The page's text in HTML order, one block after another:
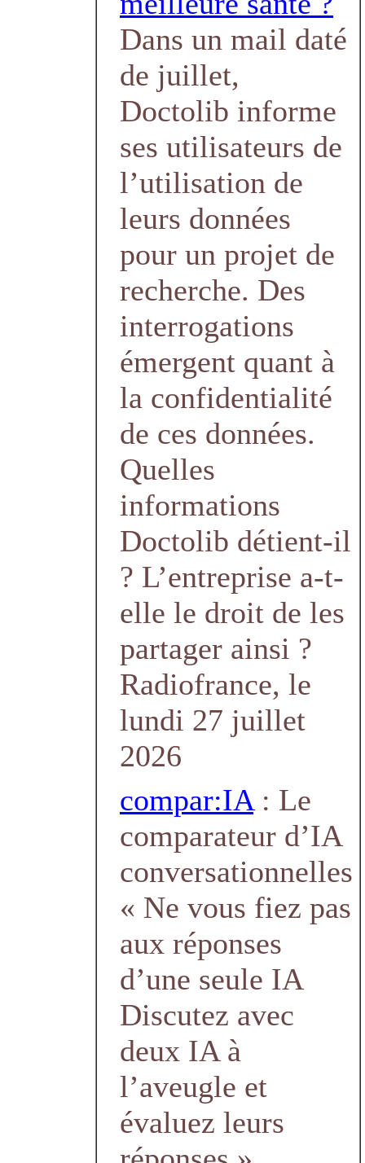
Dans un mail daté
de juillet,
Doctolib informe
ses utilisateurs de
l’utilisation de
leurs données
pour un projet de
recherche. Des
interrogations
émergent quant à
la confidentialité
de ces données.
Quelles
informations
Doctolib détient-il
? L’entreprise a-t-
elle le droit de les
partager ainsi ?
Radiofrance, le
lundi 27 juillet
2026
compar:IA: Le
comparateur d’IA
conversationnelles
« Ne vous fiez pas
aux réponses
d’une seule IA
Discutez avec
deux IA à
l’aveugle et
évaluez leurs